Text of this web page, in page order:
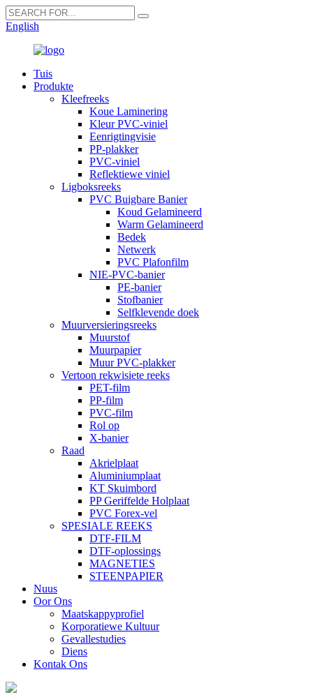
English
Tuis
Produkte
Kleefreeks
Koue Laminering
Kleur PVC-viniel
Eenrigtingvisie
PP-plakker
PVC-viniel
Reflektiewe viniel
Ligboksreeks
PVC Buigbare Banier
Koud Gelamineerd
Warm Gelamineerd
Bedek
Netwerk
PVC Plafonfilm
NIE-PVC-banier
PE-banier
Stofbanier
Selfklevende doek
Muurversieringsreeks
Muurstof
Muurpapier
Muur PVC-plakker
Vertoon rekwisiete reeks
PET-film
PP-film
PVC-film
Rol op
X-banier
Raad
Akrielplaat
Aluminiumplaat
KT Skuimbord
PP Geriffelde Holplaat
PVC Forex-vel
SPESIALE REEKS
DTF-FILM
DTF-oplossings
MAGNETIES
STEENPAPIER
Nuus
Oor Ons
Maatskappyprofiel
Korporatiewe Kultuur
Gevallestudies
Diens
Kontak Ons